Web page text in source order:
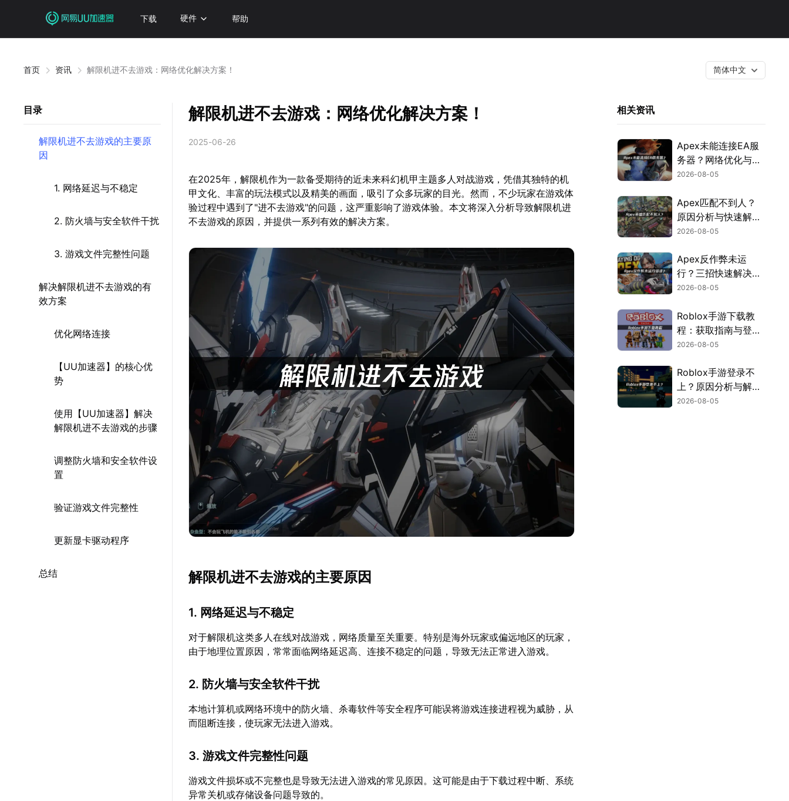
下载 硬件 帮助
首页 资讯 解限机进不去游戏：网络优化解决方案！ 简体中文
目录
解限机进不去游戏的主要原
因
1. 网络延迟与不稳定
2. 防火墙与安全软件干扰
3. 游戏文件完整性问题
解决解限机进不去游戏的有
效方案
优化网络连接
【UU加速器】的核心优
势
使用【UU加速器】解决
解限机进不去游戏的步骤
调整防火墙和安全软件设
置
验证游戏文件完整性
更新显卡驱动程序
总结
解限机进不去游戏：网络优化解决方案！
2025-06-26
在2025年，解限机作为一款备受期待的近未来科幻机甲主题多人对战游戏，凭借其独特的机
甲文化、丰富的玩法模式以及精美的画面，吸引了众多玩家的目光。然而，不少玩家在游戏体
验过程中遇到了"进不去游戏"的问题，这严重影响了游戏体验。本文将深入分析导致解限机进
不去游戏的原因，并提供一系列有效的解决方案。
解限机进不去游戏的主要原因
1. 网络延迟与不稳定
对于解限机这类多人在线对战游戏，网络质量至关重要。特别是海外玩家或偏远地区的玩家，
由于地理位置原因，常常面临网络延迟高、连接不稳定的问题，导致无法正常进入游戏。
2. 防火墙与安全软件干扰
本地计算机或网络环境中的防火墙、杀毒软件等安全程序可能误将游戏连接进程视为威胁，从
而阻断连接，使玩家无法进入游戏。
3. 游戏文件完整性问题
游戏文件损坏或不完整也是导致无法进入游戏的常见原因。这可能是由于下载过程中断、系统
异常关机或存储设备问题导致的。
相关资讯
Apex未能连接EA服
务器？网络优化与故
障排查指南！
2026-08-05
Apex匹配不到人？
原因分析与快速解决
方案！
2026-08-05
Apex反作弊未运
行？三招快速解决方
案！
2026-08-05
Roblox手游下载教
程：获取指南与登录
解决方案！
2026-08-05
Roblox手游登录不
上？原因分析与解决
方案！
2026-08-05